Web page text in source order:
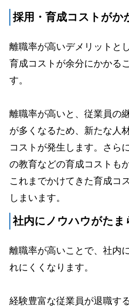
採用・育成コストがか
離職率が高いデメリットと
育成コストが余分にかかる
す。
離職率が高いと、従業員の
が多くなるため、新たな人
コストが発生します。さら
の教育などの育成コストも
これまでかけてきた育成コ
しまいます。
社内にノウハウがたま
離職率が高いことで、社内
れにくくなります。
経験豊富な従業員が退職す